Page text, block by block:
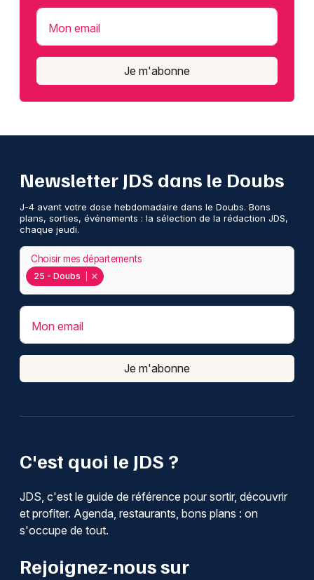
Mon email
Je m'abonne
C'est quoi le JDS ?
JDS, c'est le guide de référence pour sortir, découvrir
et profiter. Agenda, restaurants, bons plans : on
s'occupe de tout.
Rejoignez-nous sur
Newsletter JDS dans le Doubs
J-4 avant votre dose hebdomadaire dans le Doubs. Bons
plans, sorties, événements : la sélection de la rédaction JDS,
chaque jeudi.
25 - Doubs
Choisir mes départements
Mon email
Je m'abonne